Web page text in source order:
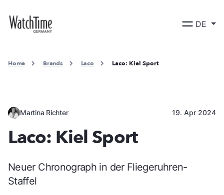
DE
Home Brands Laco Laco: Kiel Sport
Martina Richter 19. Apr 2024
Laco: Kiel Sport
Neuer Chronograph in der Fliegeruhren-
Staffel